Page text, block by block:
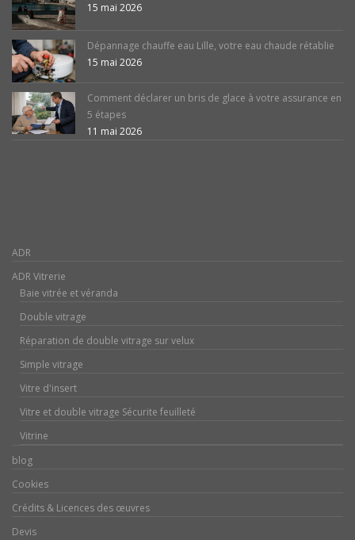
15 mai 2026
Dépannage chauffe eau Lille, votre eau chaude rétablie
15 mai 2026
Comment déclarer un bris de glace à votre assurance en
5 étapes
11 mai 2026
ADR
ADR Vitrerie
Baie vitrée et véranda
Double vitrage
Réparation de double vitrage sur velux
Simple vitrage
Vitre d'insert
Vitre et double vitrage Sécurite feuilleté
Vitrine
blog
Cookies
Crédits & Licences des œuvres
Devis